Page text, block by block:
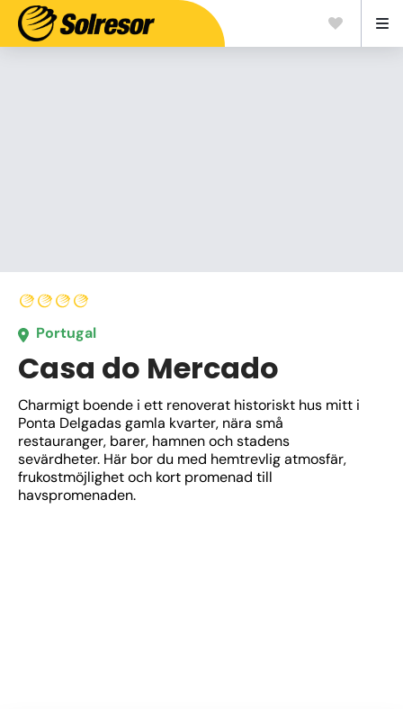
Portugal
Casa do Mercado
Charmigt boende i ett renoverat historiskt hus mitt i
Ponta Delgadas gamla kvarter, nära små
restauranger, barer, hamnen och stadens
sevärdheter. Här bor du med hemtrevlig atmosfär,
frukostmöjlighet och kort promenad till
havspromenaden.